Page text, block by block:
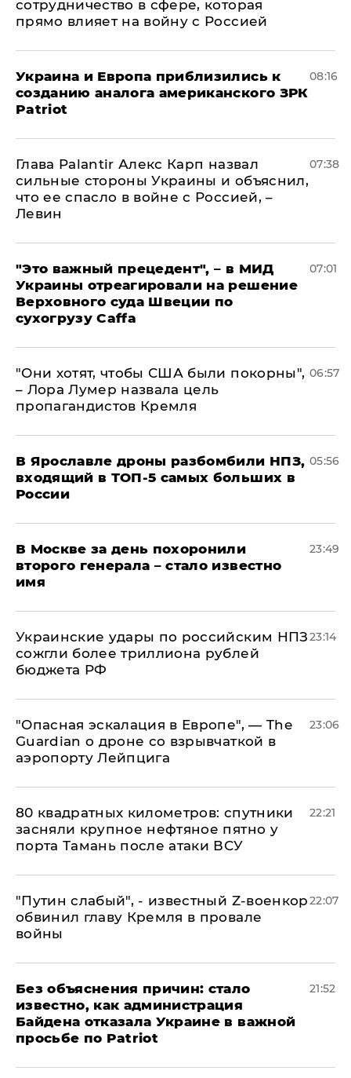
сотрудничество в сфере, которая
прямо влияет на войну с Россией
Украина и Европа приблизились к
созданию аналога американского ЗРК
Patriot
08:16
Глава Palantir Алекс Карп назвал
сильные стороны Украины и объяснил,
что ее спасло в войне с Россией, –
Левин
07:38
"Это важный прецедент", – в МИД
Украины отреагировали на решение
Верховного суда Швеции по
сухогрузу Caffa
07:01
"Они хотят, чтобы США были покорны",
– Лора Лумер назвала цель
пропагандистов Кремля
06:57
В Ярославле дроны разбомбили НПЗ,
входящий в ТОП-5 самых больших в
России
05:56
В Москве за день похоронили
второго генерала – стало известно
имя
23:49
Украинские удары по российским НПЗ
сожгли более триллиона рублей
бюджета РФ
23:14
"Опасная эскалация в Европе", — The
Guardian о дроне со взрывчаткой в
аэропорту Лейпцига
23:06
80 квадратных километров: спутники
засняли крупное нефтяное пятно у
порта Тамань после атаки ВСУ
22:21
​"Путин слабый", - известный Z-военкор
обвинил главу Кремля в провале
войны
22:07
Без объяснения причин: стало
известно, как администрация
Байдена отказала Украине в важной
просьбе по Patriot
21:52